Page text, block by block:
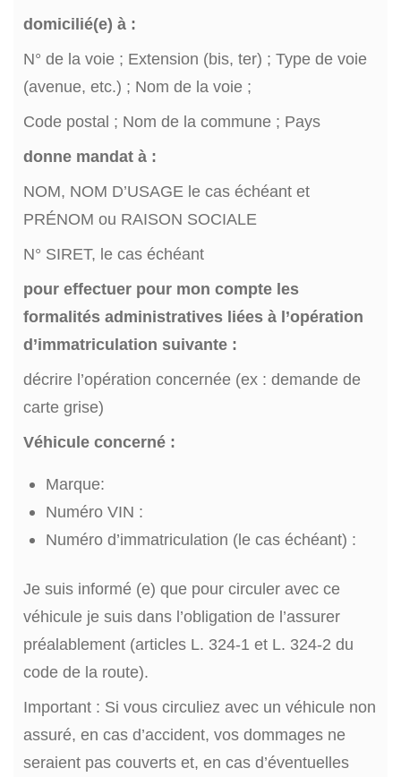
domicilié(e) à :
N° de la voie ; Extension (bis, ter) ; Type de voie
(avenue, etc.) ; Nom de la voie ;
Code postal ; Nom de la commune ; Pays
donne mandat à :
NOM, NOM D’USAGE le cas échéant et
PRÉNOM ou RAISON SOCIALE
N° SIRET, le cas échéant
pour effectuer pour mon compte les
formalités administratives liées à l’opération
d’immatriculation suivante :
décrire l’opération concernée (ex : demande de
carte grise)
Véhicule concerné :
Marque:
Numéro VIN :
Numéro d’immatriculation (le cas échéant) :
Je suis informé (e) que pour circuler avec ce
véhicule je suis dans l’obligation de l’assurer
préalablement (articles L. 324-1 et L. 324-2 du
code de la route).
Important : Si vous circuliez avec un véhicule non
assuré, en cas d’accident, vos dommages ne
seraient pas couverts et, en cas d’éventuelles